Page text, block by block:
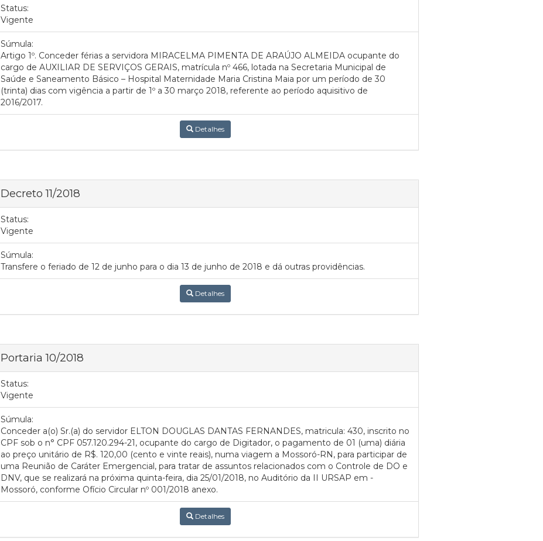
Status:
Vigente
Súmula:
Artigo 1º. Conceder férias a servidora MIRACELMA PIMENTA DE ARAÚJO ALMEIDA ocupante do
cargo de AUXILIAR DE SERVIÇOS GERAIS, matrícula nº 466, lotada na Secretaria Municipal de
Saúde e Saneamento Básico – Hospital Maternidade Maria Cristina Maia por um período de 30
(trinta) dias com vigência a partir de 1º a 30 março 2018, referente ao período aquisitivo de
2016/2017.
Detalhes
Decreto 11/2018
Status:
Vigente
Súmula:
Transfere o feriado de 12 de junho para o dia 13 de junho de 2018 e dá outras providências.
Detalhes
Portaria 10/2018
Status:
Vigente
Súmula:
Conceder a(o) Sr.(a) do servidor ELTON DOUGLAS DANTAS FERNANDES, matricula: 430, inscrito no
CPF sob o n° CPF 057.120.294-21, ocupante do cargo de Digitador, o pagamento de 01 (uma) diária
ao preço unitário de R$. 120,00 (cento e vinte reais), numa viagem a Mossoró-RN, para participar de
uma Reunião de Caráter Emergencial, para tratar de assuntos relacionados com o Controle de DO e
DNV, que se realizará na próxima quinta-feira, dia 25/01/2018, no Auditório da II URSAP em -
Mossoró, conforme Ofício Circular nº 001/2018 anexo.
Detalhes